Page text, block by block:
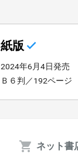
紙版
2024年6月4日発売
Ｂ６判／192ページ
ネット書